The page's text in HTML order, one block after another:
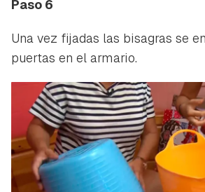
Paso 6
Una vez fijadas las bisagras se
puertas en el armario.